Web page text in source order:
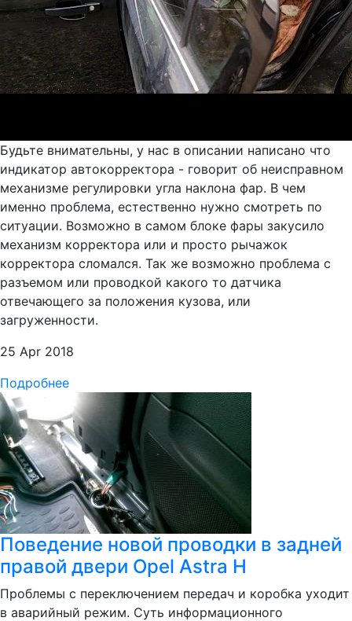
Будьте внимательны, у нас в описании написано что
индикатор автокорректора - говорит об неисправном
механизме регулировки угла наклона фар. В чем
именно проблема, естественно нужно смотреть по
ситуации. Возможно в самом блоке фары закусило
механизм корректора или и просто рычажок
корректора сломался. Так же возможно проблема с
разъемом или проводкой какого то датчика
отвечающего за положения кузова, или
загруженности.
25 Apr 2018
Подробнее
Поведение новой проводки в задней
правой двери Opel Astra H
Проблемы с переключением передач и коробка уходит
в аварийный режим. Суть информационного